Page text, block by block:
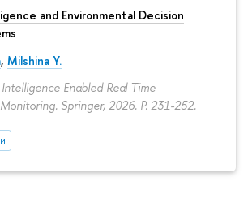
and Environmental Decision
, Milshina Y.
Enabled Real Time
Springer, 2026. P. 231-252.